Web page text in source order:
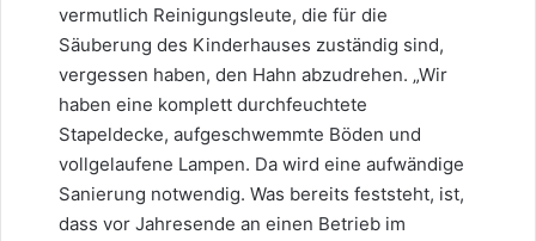
vermutlich Reinigungsleute, die für die
Säuberung des Kinderhauses zuständig sind,
vergessen haben, den Hahn abzudrehen. „Wir
haben eine komplett durchfeuchtete
Stapeldecke, aufgeschwemmte Böden und
vollgelaufene Lampen. Da wird eine aufwändige
Sanierung notwendig. Was bereits feststeht, ist,
dass vor Jahresende an einen Betrieb im